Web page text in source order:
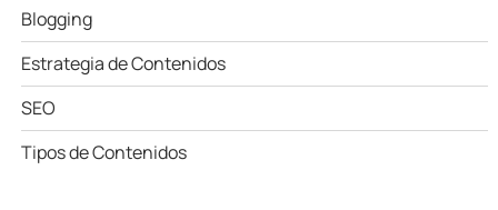
Blogging
Estrategia de Contenidos
SEO
Tipos de Contenidos